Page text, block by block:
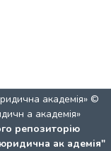
академія» ©
а академія»
репозиторію
ак адемія"